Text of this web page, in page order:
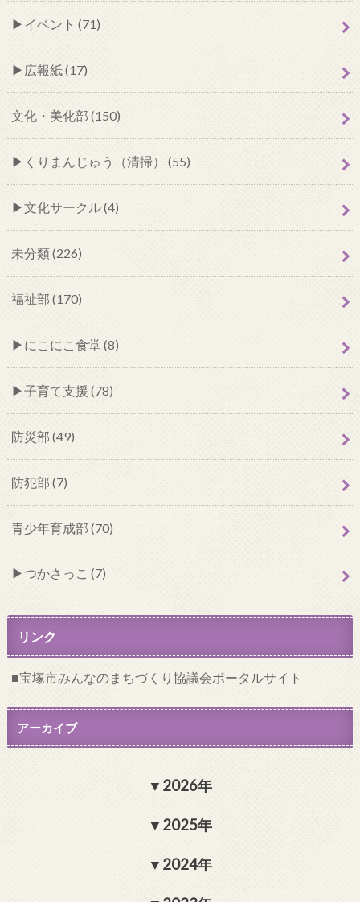
イベント (71)
広報紙 (17)
文化・美化部 (150)
くりまんじゅう（清掃） (55)
文化サークル (4)
未分類 (226)
福祉部 (170)
にこにこ食堂 (8)
子育て支援 (78)
防災部 (49)
防犯部 (7)
青少年育成部 (70)
つかさっこ (7)
リンク
宝塚市みんなのまちづくり協議会ポータルサイト
アーカイブ
2026年
2025年
2024年